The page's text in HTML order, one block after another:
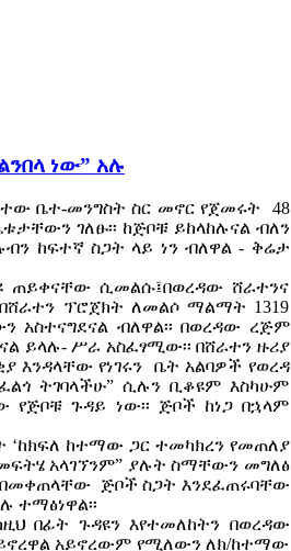
ነው” አሉ
ቤተ-መንግስት ስር መኖር የጀመሩት 48
ገለፁ፡፡ ከጅቦቹ ይከላከሉናል ብለን
ከፍተኛ ስጋት ላይ ነን ብለዋል - ቅሬታ
ጠይቀናቸው ሲመልሱ፤በወረዳው ሸራተንና
ፕሮጀክት ለመልሶ ማልማት 1319
ብለዋል፡፡ በወረዳው ረጅም
ይላሉ- ሥራ አስፈፃሚው፡፡ በሸራተን ዙሪያ
እንዳላቸው የነገሩን ቤት አልባዎች የወረዳ
ትገባላችሁ” ሲሉን ቢቆዩም እስካሁም
የጅቦቹ ጉዳይ ነው፡፡ ጅቦች ከነጋ በኋላም
ከተማው ጋር ተመካክረን የመጠለያ
አላገኘንም” ያሉት ስማቸውን መግለፅ
በመቀጠላቸው ጅቦች ስጋት እንደፈጠሩባቸው
ተማፅነዋል፡፡
በፊት ጉዳዩን እየተመለከትን በወረዳው
አይኖረውም የሚለውን ለክ/ከተማው